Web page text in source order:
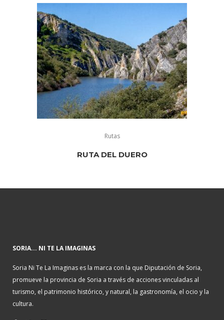
Rutas
RUTA DEL DUERO
SORIA... NI TE LA IMAGINAS
Soria Ni Te La Imaginas es la marca con la que Diputación de Soria,
promueve la provincia de Soria a través de acciones vinculadas al
turismo, el patrimonio histórico, y natural, la gastronomía, el ocio y la
cultura.